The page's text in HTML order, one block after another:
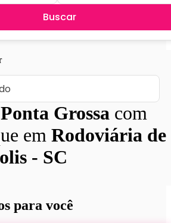
Buscar
Ponta Grossa com
em Rodoviária de
- SC
para você